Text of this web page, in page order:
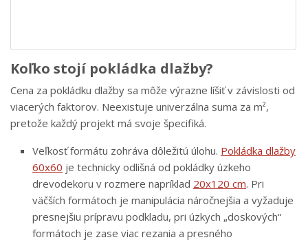
Koľko stojí pokládka dlažby?
Cena za pokládku dlažby sa môže výrazne líšiť v závislosti od
viacerých faktorov. Neexistuje univerzálna suma za m²,
pretože každý projekt má svoje špecifiká.
Veľkosť formátu zohráva dôležitú úlohu. Pokládka dlažby
60x60 je technicky odlišná od pokládky úzkeho
drevodekoru v rozmere napríklad 20x120 cm. Pri
väčších formátoch je manipulácia náročnejšia a vyžaduje
presnejšiu prípravu podkladu, pri úzkych „doskových“
formátoch je zase viac rezania a presného